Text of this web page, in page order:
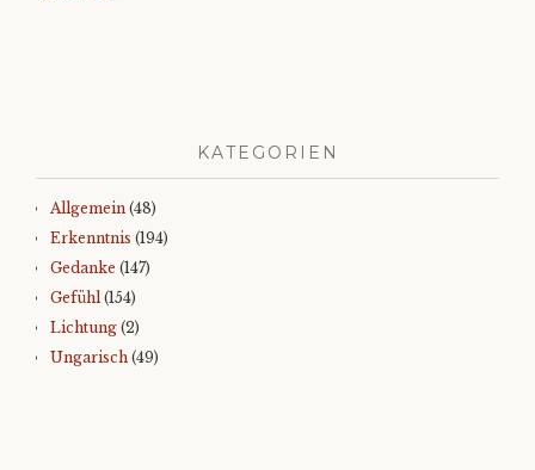
KATEGORIEN
Allgemein (48)
Erkenntnis (194)
Gedanke (147)
Gefühl(154)
Lichtung (2)
Ungarisch (49)